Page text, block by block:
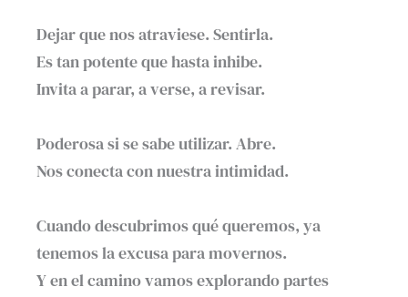
Dejar que nos atraviese. Sentirla.⁣
Es tan potente que hasta inhibe.⁣
Invita a parar, a verse, a revisar.⁣
Poderosa si se sabe utilizar. Abre. ⁣
Nos conecta con nuestra intimidad.⁣
Cuando descubrimos qué queremos, ya
tenemos la excusa para movernos. ⁣
Y en el camino vamos explorando partes